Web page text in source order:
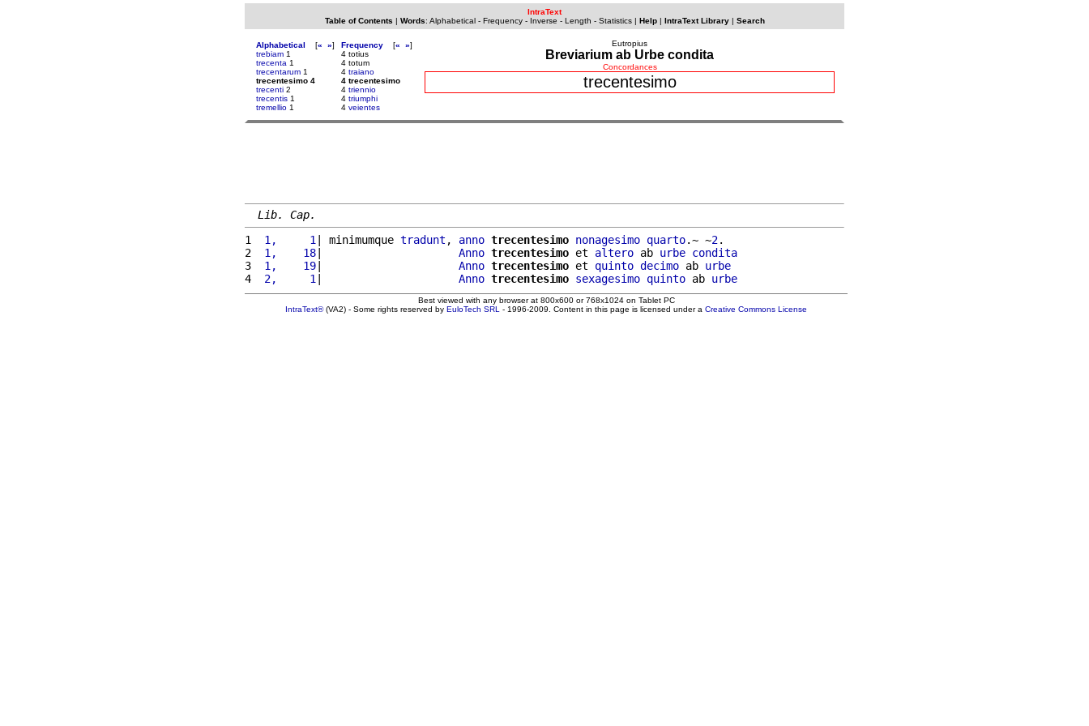
IntraText
Table of Contents | Words: Alphabetical- Frequency- Inverse - Length - Statistics| Help| IntraText Library| Search
Alphabetical [« »]
trebiam 1
trecenta 1
trecentarum 1
trecentesimo 4
trecenti 2
trecentis 1
tremellio 1
Frequency [« »]
4 totius
4 totum
4 traiano
4 trecentesimo
4 triennio
4 triumphi
4 veientes
Eutropius
Breviarium ab Urbe condita
Concordances
trecentesimo
Lib. Cap.
1
1,     1 | minimumque tradunt , anno trecentesimo nonagesimo quarto.~ ~2.
2
1,    18| Anno trecentesimo et altero ab urbe condita
3
1,    19| Anno trecentesimo et quinto decimo ab urbe
4
2,     1 | Anno trecentesimo sexagesimo quinto ab urbe
Best viewed with any browser at 800x600 or 768x1024 on Tablet PC
IntraText®(VA2) - Some rights reserved by EuloTech SRL - 1996-2009. Content in this page is licensed under a Creative Commons License